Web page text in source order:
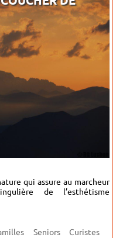
qui assure au marcheur
de l’esthétisme
Seniors Curistes